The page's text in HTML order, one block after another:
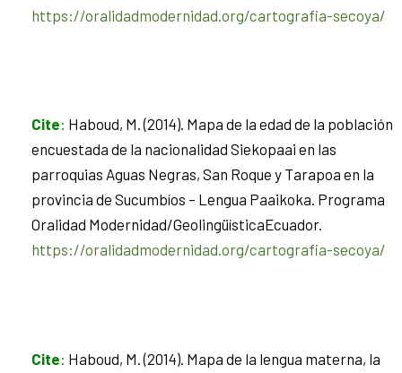
https://oralidadmodernidad.org/cartografia-secoya/
Cite: Haboud, M. (2014). Mapa de la edad de la población
encuestada de la nacionalidad Siekopaai en las
parroquias Aguas Negras, San Roque y Tarapoa en la
provincia de Sucumbíos – Lengua Paaikoka. Programa
Oralidad Modernidad/GeolingüísticaEcuador.
https://oralidadmodernidad.org/cartografia-secoya/
Cite: Haboud, M. (2014). Mapa de la lengua materna, la